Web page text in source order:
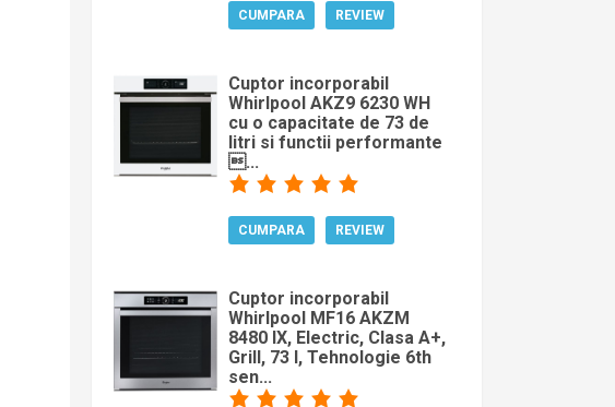
CUMPARA REVIEW
Cuptor incorporabil
Whirlpool AKZ9 6230 WH
cu o capacitate de 73 de
litri si functii performante
...
CUMPARA REVIEW
Cuptor incorporabil
Whirlpool MF16 AKZM
8480 IX, Electric, Clasa A+,
Grill, 73 l, Tehnologie 6th
sen...